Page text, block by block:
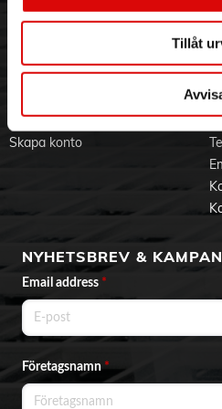
Tillåt
Jobba hos oss
Varumärken
BLI KUND
Skapa konto
NYHETSBREV &
Email address *
Företagsnamn*